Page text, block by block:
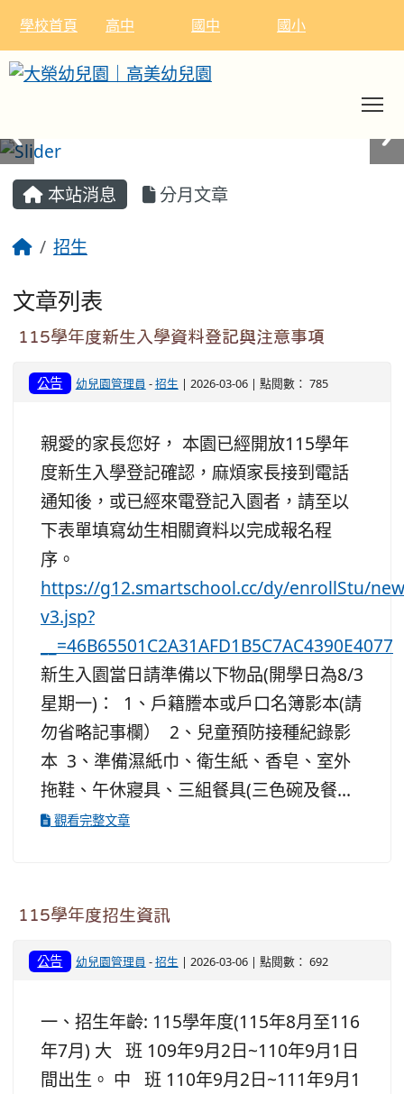
學校首頁 高中 國中 國小
本站消息 分月文章
招生
文章列表
115學年度新生入學資料登記與注意事項
公告 幼兒園管理員 -招生 | 2026-03-06 | 點閱數： 785
親愛的家長您好， 本園已經開放115學年
度新生入學登記確認，麻煩家長接到電話
通知後，或已經來電登記入園者，請至以
下表單填寫幼生相關資料以完成報名程
序。
https://g12.smartschool.cc/dy/enrollStu/
v3.jsp?
__=46B65501C2A31AFD1B5C7AC4390E4077
新生入園當日請準備以下物品(開學日為8/3
星期一)： 1、戶籍謄本或戶口名簿影本(請
勿省略記事欄） 2、兒童預防接種紀錄影
本 3、準備濕紙巾、衛生紙、香皂、室外
拖鞋、午休寢具、三組餐具(三色碗及餐...
觀看完整文章
115學年度招生資訊
公告 幼兒園管理員 -招生 | 2026-03-06 | 點閱數： 692
一、招生年齡: 115學年度(115年8月至116
年7月) 大 班 109年9月2日~110年9月1日
間出生。 中 班 110年9月2日~111年9月1